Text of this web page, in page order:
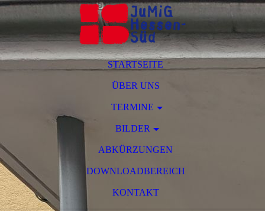
STARTSEITE
ÜBER UNS
TERMINE
BILDER
ABKÜRZUNGEN
DOWNLOADBEREICH
KONTAKT